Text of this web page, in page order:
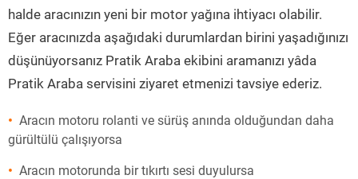
halde aracınızın yeni bir motor yağına ihtiyacı olabilir.
Eğer aracınızda aşağıdaki durumlardan birini yaşadığınızı
düşünüyorsanız Pratik Araba ekibini aramanızı yâda
Pratik Araba servisini ziyaret etmenizi tavsiye ederiz.
Aracın motoru rolanti ve sürüş anında olduğundan daha
gürültülü çalışıyorsa
Aracın motorunda bir tıkırtı sesi duyulursa